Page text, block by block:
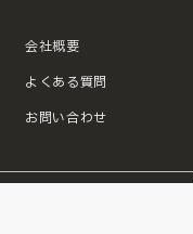
会社概要
よくある質問
お問い合わせ